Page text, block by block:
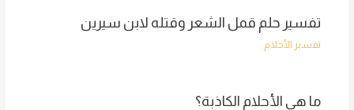
تفسير حلم قمل الشعر وقتله لابن سيرين
تفسير الأحلام
ما هي الأحلام الكاذبة؟